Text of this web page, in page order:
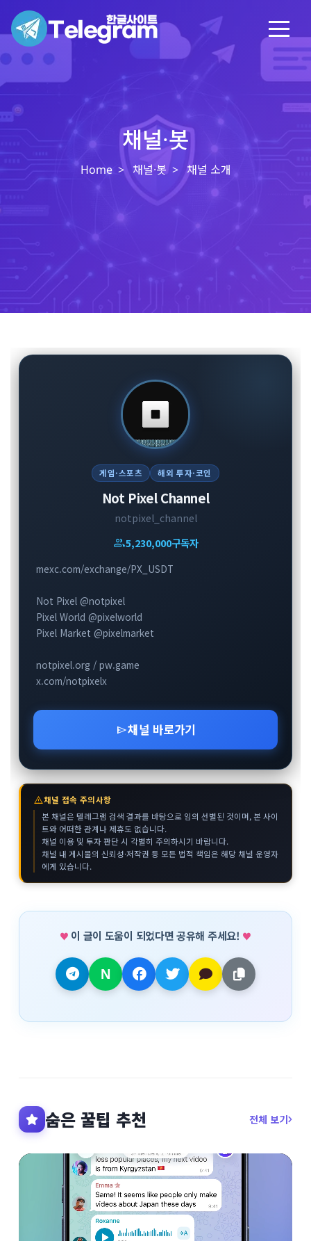
채널·봇
Home 채널·봇 채널 소개
게임·스포츠 해외 투자·코인
Not Pixel Channel
notpixel_channel
group5,230,000구독자
mexc.com/exchange/PX_USDT
Not Pixel @notpixel
Pixel World @pixelworld
Pixel Market @pixelmarket
notpixel.org / pw.game
x.com/notpixelx
send채널 바로가기
warning채널 접속 주의사항
본 채널은 텔레그램 검색 결과를 바탕으로 임의 선별된 것이며, 본 사이
트와 어떠한 관계나 제휴도 없습니다.
채널 이용 및 투자 판단 시 각별히 주의하시기 바랍니다.
채널 내 게시물의 신뢰성·저작권 등 모든 법적 책임은 해당 채널 운영자
에게 있습니다.
이 글이 도움이 되었다면 공유해 주세요!
숨은 꿀팁 추천 전체 보기